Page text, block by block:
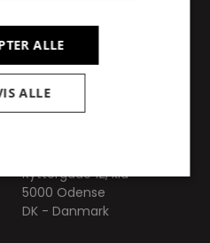
passionerede
tæft.
Ryttergade 12, kld
5000 Odense
DK - Danmark
ALLE
ALLE